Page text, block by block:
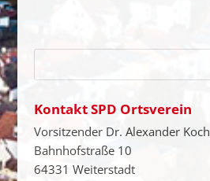
Kontakt SPD Ortsverein
Vorsitzender Dr. Alexander Koch
Bahnhofstraße 10
64331 Weiterstadt